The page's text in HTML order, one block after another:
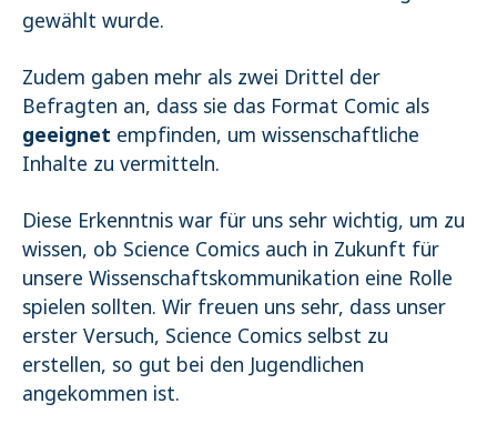
gewählt wurde.
Zudem gaben mehr als zwei Drittel der
Befragten an, dass sie das Format Comic als
geeignet empfinden, um wissenschaftliche
Inhalte zu vermitteln.
Diese Erkenntnis war für uns sehr wichtig, um zu
wissen, ob Science Comics auch in Zukunft für
unsere Wissenschaftskommunikation eine Rolle
spielen sollten. Wir freuen uns sehr, dass unser
erster Versuch, Science Comics selbst zu
erstellen, so gut bei den Jugendlichen
angekommen ist.